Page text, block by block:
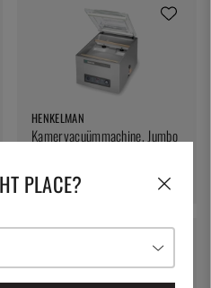
HENKELMAN
Kamervacuümmachine, Jumbo
€ 4290
PLACE?